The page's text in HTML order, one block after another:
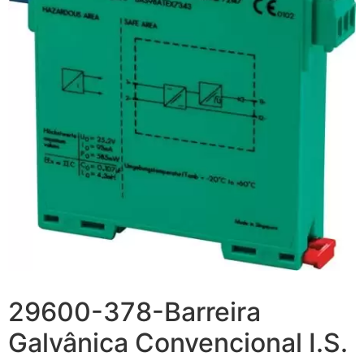
29600-378-Barreira
Galvânica Convencional I.S.